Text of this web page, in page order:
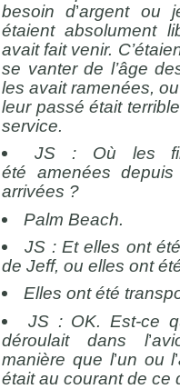
besoin d’argent ou
étaient absolument
avait fait venir.
se vanter de l’âge
les avait ramenées,
leur passé était
service.
JS : Où les
été amenées
arrivées ?
Palm Beach.
JS : Et elles ont été
de Jeff, ou elles ont
Elles ont été
JS : OK. Est-ce
déroulait dans l’
manière que l’un ou l’
était au courant de ce